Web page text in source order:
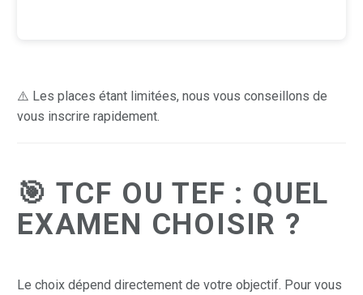
⚠️ Les places étant limitées, nous vous conseillons de
vous inscrire rapidement.
🎯 TCF OU TEF : QUEL
EXAMEN CHOISIR ?
Le choix dépend directement de votre objectif. Pour vous